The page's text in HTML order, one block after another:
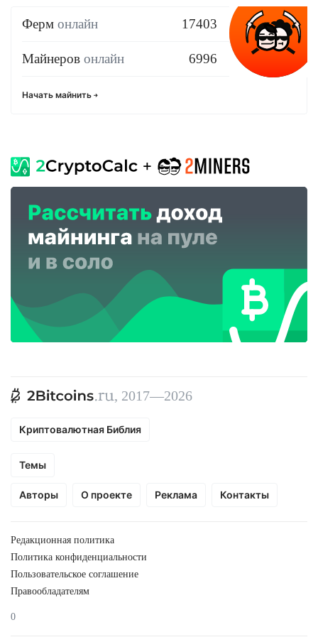
Ферм онлайн 17403
Майнеров онлайн 6996
Начать майнить
, 2017—2026
Криптовалютная Библия
Темы
Авторы О проекте Реклама Контакты
Редакционная политика
Политика конфиденциальности
Пользовательское соглашение
Правообладателям
0